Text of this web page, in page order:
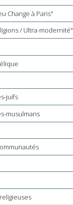
Change à Paris"
/ Ultra-modernité"
juifs
musulmans